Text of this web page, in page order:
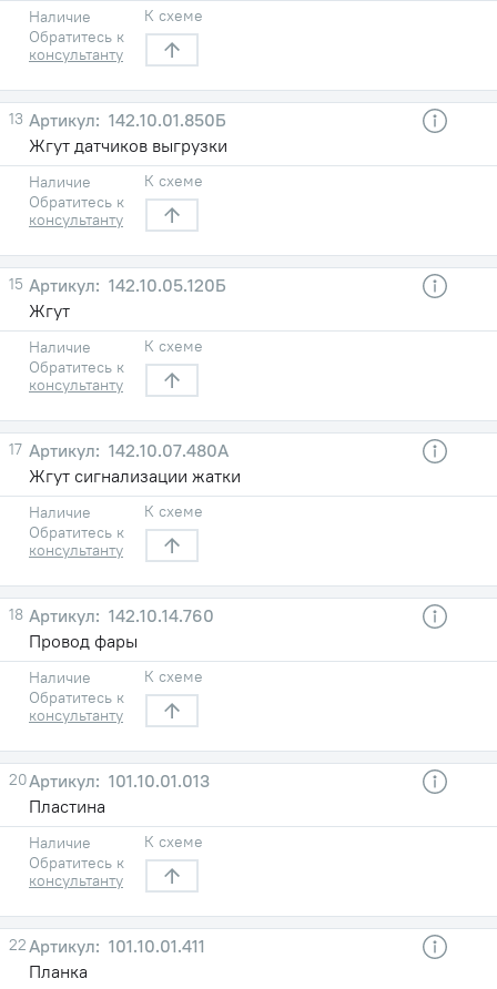
Наличие
Обратитесь к
консультанту
К схеме
13
142.10.01.850Б
Жгут датчиков выгрузки
Наличие
Обратитесь к
консультанту
К схеме
15
142.10.05.120Б
Жгут
Наличие
Обратитесь к
консультанту
К схеме
17
142.10.07.480А
Жгут сигнализации жатки
Наличие
Обратитесь к
консультанту
К схеме
18
142.10.14.760
Провод фары
Наличие
Обратитесь к
консультанту
К схеме
20
101.10.01.013
Пластина
Наличие
Обратитесь к
консультанту
К схеме
22
101.10.01.411
Планка